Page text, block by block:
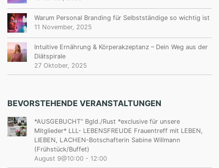
Warum Personal Branding für Selbstständige so wichtig ist
11 November, 2025
Intuitive Ernährung & Körperakzeptanz – Dein Weg aus der
Diätspirale
27 Oktober, 2025
BEVORSTEHENDE VERANSTALTUNGEN
*AUSGEBUCHT“ Bgld./Rust *exclusive für unsere
Mitglieder* LLL- LEBENSFREUDE Frauentreff mit LEBEN,
LIEBEN, LACHEN-Botschafterin Sabine Willmann
(Frühstück/Buffet)
August 9@10:00 - 12:00